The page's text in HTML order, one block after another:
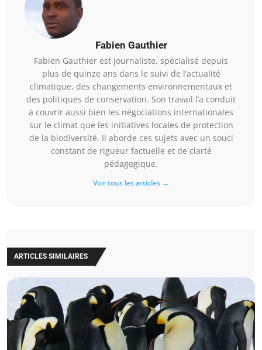
Fabien Gauthier
Fabien Gauthier est journaliste, spécialisé depuis
plus de quinze ans dans le suivi de l’actualité
climatique, des changements environnementaux et
des politiques de conservation. Son travail l’a conduit
à couvrir aussi bien les négociations internationales
sur le climat que les initiatives locales de protection
de la biodiversité. Il aborde ces sujets avec un souci
constant de rigueur factuelle et de clarté
pédagogique.
Voir tous les articles →
ARTICLES SIMILAIRES